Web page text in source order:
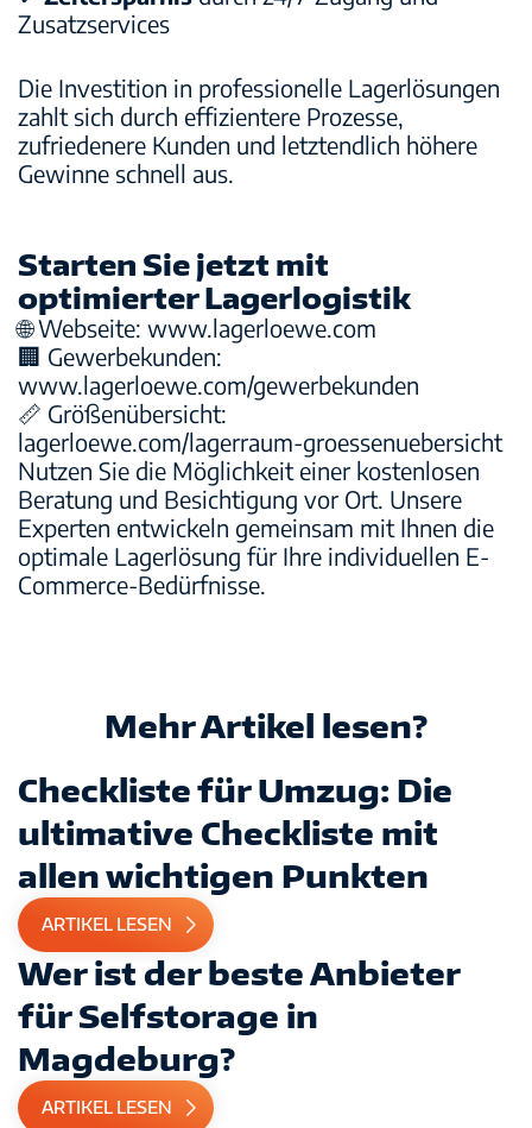
Zusatzservices
Die Investition in professionelle Lagerlösungen
zahlt sich durch effizientere Prozesse,
zufriedenere Kunden und letztendlich höhere
Gewinne schnell aus.
Starten Sie jetzt mit
optimierter Lagerlogistik
🌐Webseite: www.lagerloewe.com
🏢 Gewerbekunden:
www.lagerloewe.com/gewerbekunden
📏 Größenübersicht:
lagerloewe.com/lagerraum-groessenuebersicht
Nutzen Sie die Möglichkeit einer kostenlosen
Beratung und Besichtigung vor Ort. Unsere
Experten entwickeln gemeinsam mit Ihnen die
optimale Lagerlösung für Ihre individuellen E-
Commerce-Bedürfnisse.
Mehr Artikel lesen?
Checkliste für Umzug: Die
ultimative Checkliste mit
allen wichtigen Punkten
ARTIKEL LESEN
Wer ist der beste Anbieter
für Selfstorage in
Magdeburg?
ARTIKEL LESEN